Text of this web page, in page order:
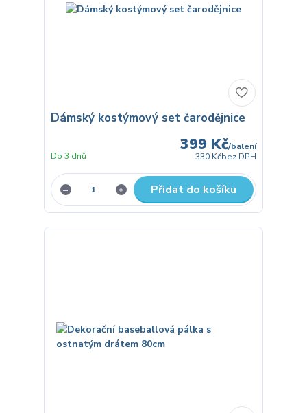
Dámský kostýmový set čarodějnice
399 Kč/balení
330 Kčbez DPH
Do 3 dnů
Přidat do košíku